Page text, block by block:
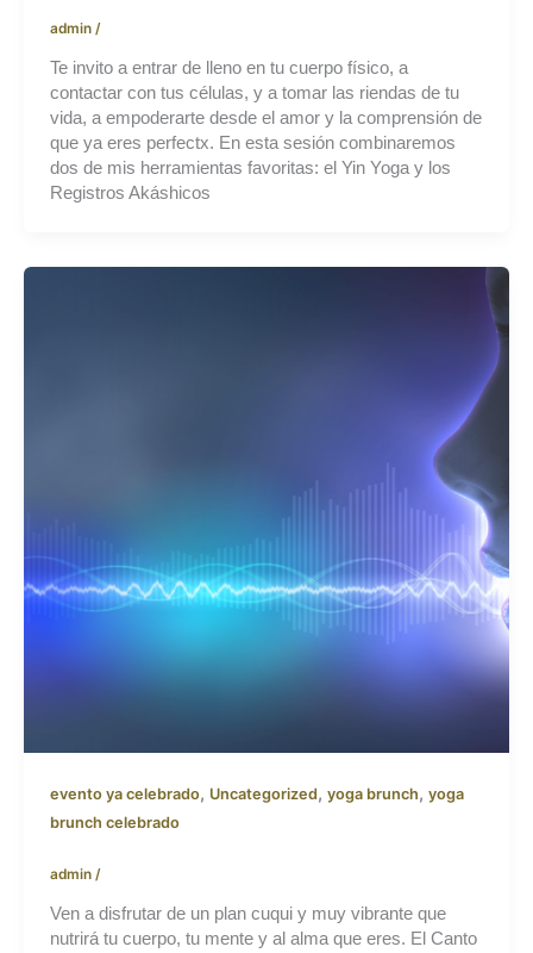
admin /
Te invito a entrar de lleno en tu cuerpo físico, a
contactar con tus células, y a tomar las riendas de tu
vida, a empoderarte desde el amor y la comprensión de
que ya eres perfectx. En esta sesión combinaremos
dos de mis herramientas favoritas: el Yin Yoga y los
Registros Akáshicos
evento ya celebrado, Uncategorized, yoga brunch, yoga
brunch celebrado
admin /
Ven a disfrutar de un plan cuqui y muy vibrante que
nutrirá tu cuerpo, tu mente y al alma que eres. El Canto